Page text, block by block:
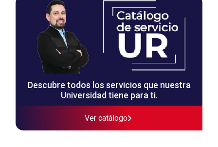
Descubre todos los servicios que nuestra
Universidad tiene para ti.
Ver catálogo